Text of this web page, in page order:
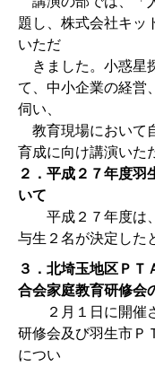
題し、株式会社キッ
いただ
きました。小惑星
て、中小企業の経営
伺い、
教育現場において
育成に向け講演いた
２．平成２７年度羽
いて
平成２７年度は、
与生２名が決定した
３．北埼玉地区ＰＴ
合会家庭教育研修会
２月１日に開催さ
研修会及び羽生市Ｐ
につい